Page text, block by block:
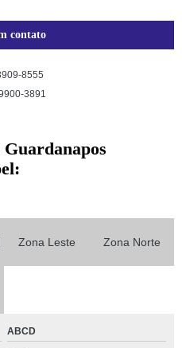
contato
8555
3891
Guardanapos
Zona Leste Zona Norte
ABCD